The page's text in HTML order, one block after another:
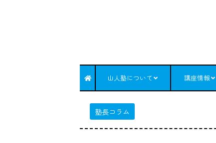
山人塾について 講座情報
塾長コラム